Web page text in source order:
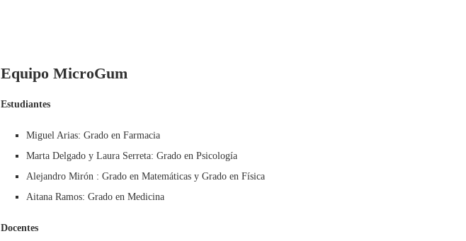
Equipo MicroGum
Estudiantes
Miguel Arias: Grado en Farmacia
Marta Delgado y Laura Serreta: Grado en Psicología
Alejandro Mirón : Grado en Matemáticas y Grado en Física
Aitana Ramos: Grado en Medicina
Docentes